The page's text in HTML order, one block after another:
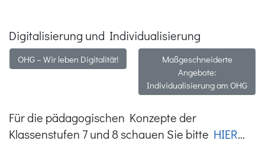
Digitalisierung und Individualisierung
OHG – Wir leben Digitalität!
Maßgeschneiderte
Angebote:
Individualisierung am OHG
Für die pädagogischen Konzepte der
Klassenstufen 7 und 8 schauen Sie bitte HIER...